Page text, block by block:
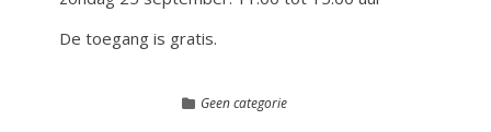
De toegang is gratis.
Geen categorie